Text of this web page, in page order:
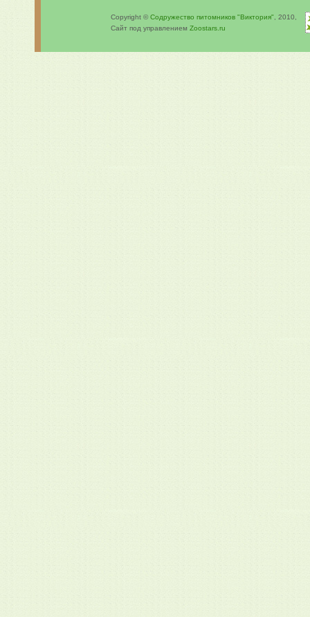
Copyright ©Содружество питомников "Виктория" , 2010,
Сайт под управлением Zoostars.ru